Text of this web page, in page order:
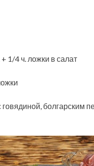
1/4 ч. ложки в салат
болгарским